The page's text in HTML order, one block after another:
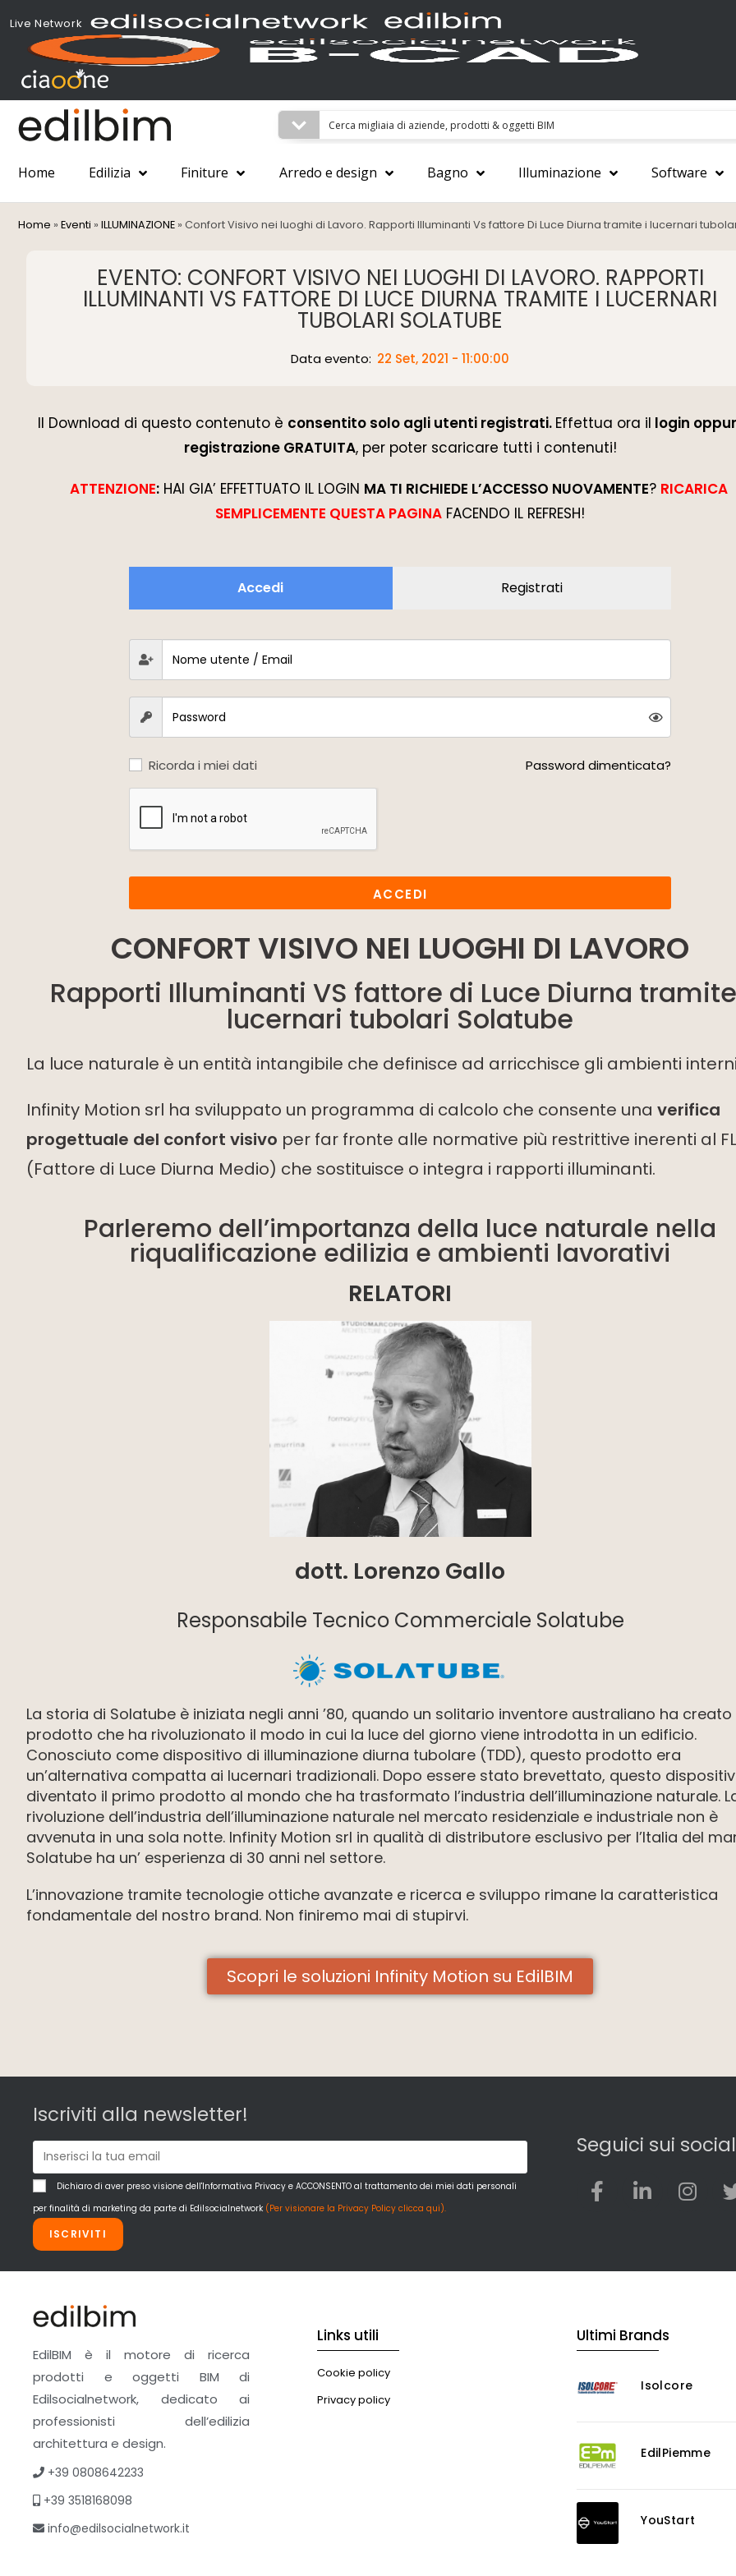
Live Network
Home Edilizia Finiture Arredo e design Bagno Illuminazione Software
Home » Eventi » ILLUMINAZIONE » Confort Visivo nei luoghi di Lavoro. Rapporti Illuminanti Vs fattore Di Luce Diurna tramite i lucernari
EVENTO: CONFORT VISIVO NEI LUOGHI DI LAVORO. RAPPORTI
ILLUMINANTI VS FATTORE DI LUCE DIURNA TRAMITE I LUCERNARI
TUBOLARI SOLATUBE
Data evento: 22 Set, 2021 - 11:00:00
Il Download di questo contenuto è consentito solo agli utenti registrati. Effettua ora il login
registrazione GRATUITA, per poter scaricare tutti i contenuti!
ATTENZIONE:HAI GIA’ EFFETTUATO IL LOGIN MA TI RICHIEDE L’ACCESSO NUOVAMENTE? RICARICA
SEMPLICEMENTE QUESTA PAGINA FACENDO IL REFRESH!
Accedi Registrati
Ricorda i miei dati Password dimenticata?
ACCEDI
CONFORT VISIVO NEI LUOGHI DI LAVORO
Rapporti Illuminanti VS fattore di Luce Diurna
lucernari tubolari Solatube
La luce naturale è un entità intangibile che definisce ad arricchisce gli ambienti
Infinity Motion srl ha sviluppato un programma di calcolo che consente una verifica
progettuale del confort visivo per far fronte alle normative più restrittive inerenti al
(Fattore di Luce Diurna Medio) che sostituisce o integra i rapporti illuminanti.
Parleremo dell’importanza della luce naturale nella
riqualificazione edilizia e ambienti lavorativi
RELATORI
dott. Lorenzo Gallo
Responsabile Tecnico Commerciale Solatube
La storia di Solatube è iniziata negli anni ’80, quando un solitario inventore australiano ha creato
prodotto che ha rivoluzionato il modo in cui la luce del giorno viene introdotta in un edificio.
Conosciuto come dispositivo di illuminazione diurna tubolare (TDD), questo prodotto era
un’alternativa compatta ai lucernari tradizionali. Dopo essere stato brevettato, questo
diventato il primo prodotto al mondo che ha trasformato l’industria dell’illuminazione naturale.
rivoluzione dell’industria dell’illuminazione naturale nel mercato residenziale e industriale non è
avvenuta in una sola notte. Infinity Motion srl in qualità di distributore esclusivo per l’Italia del
Solatube ha un’ esperienza di 30 anni nel settore.
L’innovazione tramite tecnologie ottiche avanzate e ricerca e sviluppo rimane la caratteristica
fondamentale del nostro brand. Non finiremo mai di stupirvi.
Scopri le soluzioni Infinity Motion su EdilBIM
Iscriviti alla newsletter!
Dichiaro di aver preso visione dell'Informativa Privacy e ACCONSENTO al trattamento dei miei dati personali
per finalità di marketing da parte di Edilsocialnetwork (Per visionare la Privacy Policy clicca qui).
ISCRIVITI
Seguici sui social
EdilBIM è il motore di ricerca
prodotti e oggetti BIM di
Edilsocialnetwork, dedicato ai
professionisti dell’edilizia
architettura e design.
+39 0808642233
+39 3518168098
info@edilsocialnetwork.it
Links utili
Cookie policy
Privacy policy
Ultimi Brands
Isolcore
EdilPiemme
YouStart